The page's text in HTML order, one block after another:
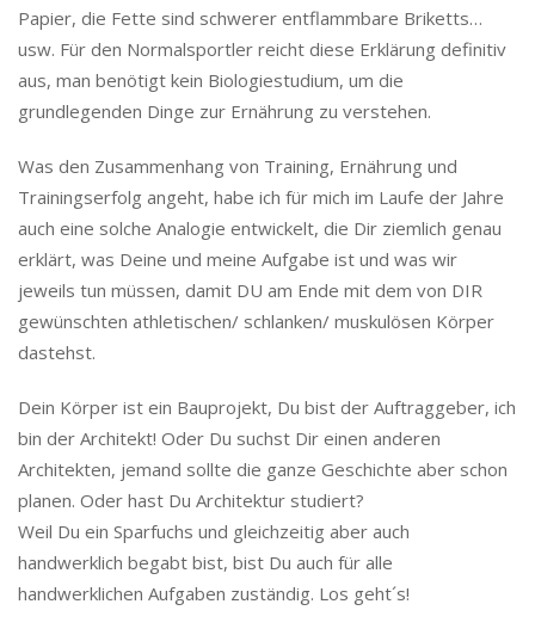
Papier, die Fette sind schwerer entflammbare Briketts…
usw. Für den Normalsportler reicht diese Erklärung definitiv
aus, man benötigt kein Biologiestudium, um die
grundlegenden Dinge zur Ernährung zu verstehen.
Was den Zusammenhang von Training, Ernährung und
Trainingserfolg angeht, habe ich für mich im Laufe der Jahre
auch eine solche Analogie entwickelt, die Dir ziemlich genau
erklärt, was Deine und meine Aufgabe ist und was wir
jeweils tun müssen, damit DU am Ende mit dem von DIR
gewünschten athletischen/ schlanken/ muskulösen Körper
dastehst.
Dein Körper ist ein Bauprojekt, Du bist der Auftraggeber, ich
bin der Architekt! Oder Du suchst Dir einen anderen
Architekten, jemand sollte die ganze Geschichte aber schon
planen. Oder hast Du Architektur studiert?
Weil Du ein Sparfuchs und gleichzeitig aber auch
handwerklich begabt bist, bist Du auch für alle
handwerklichen Aufgaben zuständig. Los geht´s!